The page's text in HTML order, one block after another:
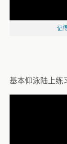
记
基本仰泳陆上练